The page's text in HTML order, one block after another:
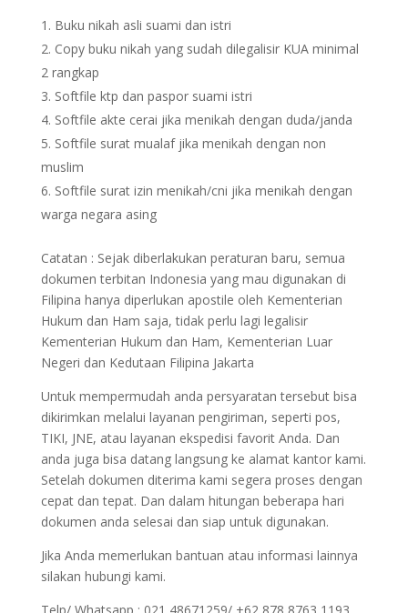
Buku nikah asli suami dan istri
Copy buku nikah yang sudah dilegalisir KUA minimal
2 rangkap
Softfile ktp dan paspor suami istri
Softfile akte cerai jika menikah dengan duda/janda
Softfile surat mualaf jika menikah dengan non
muslim
Softfile surat izin menikah/cni jika menikah dengan
warga negara asing
Catatan : Sejak diberlakukan peraturan baru, semua
dokumen terbitan Indonesia yang mau digunakan di
Filipina hanya diperlukan apostile oleh Kementerian
Hukum dan Ham saja, tidak perlu lagi legalisir
Kementerian Hukum dan Ham, Kementerian Luar
Negeri dan Kedutaan Filipina Jakarta
Untuk mempermudah anda persyaratan tersebut bisa
dikirimkan melalui layanan pengiriman, seperti pos,
TIKI, JNE, atau layanan ekspedisi favorit Anda. Dan
anda juga bisa datang langsung ke alamat kantor kami.
Setelah dokumen diterima kami segera proses dengan
cepat dan tepat. Dan dalam hitungan beberapa hari
dokumen anda selesai dan siap untuk digunakan.
Jika Anda memerlukan bantuan atau informasi lainnya
silakan hubungi kami.